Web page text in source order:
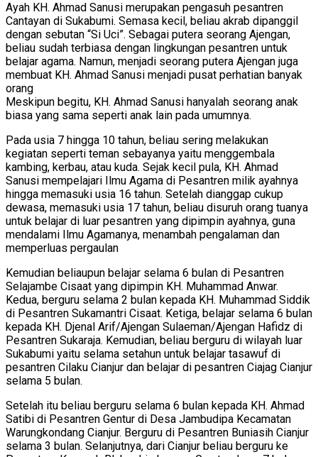
Ayah KH. Ahmad Sanusi merupakan pengasuh pesantren
Cantayan di Sukabumi. Semasa kecil, beliau akrab dipanggil
dengan sebutan “Si Uci”. Sebagai putera seorang Ajengan,
beliau sudah terbiasa dengan lingkungan pesantren untuk
belajar agama. Namun, menjadi seorang putera Ajengan juga
membuat KH. Ahmad Sanusi menjadi pusat perhatian banyak
orang
Meskipun begitu, KH. Ahmad Sanusi hanyalah seorang anak
biasa yang sama seperti anak lain pada umumnya.
Pada usia 7 hingga 10 tahun, beliau sering melakukan
kegiatan seperti teman sebayanya yaitu menggembala
kambing, kerbau, atau kuda. Sejak kecil pula, KH. Ahmad
Sanusi mempelajari Ilmu Agama di Pesantren milik ayahnya
hingga memasuki usia 16 tahun. Setelah dianggap cukup
dewasa, memasuki usia 17 tahun, beliau disuruh orang tuanya
untuk belajar di luar pesantren yang dipimpin ayahnya, guna
mendalami Ilmu Agamanya, menambah pengalaman dan
memperluas pergaulan
Kemudian beliaupun belajar selama 6 bulan di Pesantren
Selajambe Cisaat yang dipimpin KH. Muhammad Anwar.
Kedua, berguru selama 2 bulan kepada KH. Muhammad Siddik
di Pesantren Sukamantri Cisaat. Ketiga, belajar selama 6 bulan
kepada KH. Djenal Arif/Ajengan Sulaeman/Ajengan Hafidz di
Pesantren Sukaraja. Kemudian, beliau berguru di wilayah luar
Sukabumi yaitu selama setahun untuk belajar tasawuf di
pesantren Cilaku Cianjur dan belajar di pesantren Ciajag Cianjur
selama 5 bulan.
Setelah itu beliau berguru selama 6 bulan kepada KH. Ahmad
Satibi di Pesantren Gentur di Desa Jambudipa Kecamatan
Warungkondang Cianjur. Berguru di Pesantren Buniasih Cianjur
selama 3 bulan. Selanjutnya, dari Cianjur beliau berguru ke